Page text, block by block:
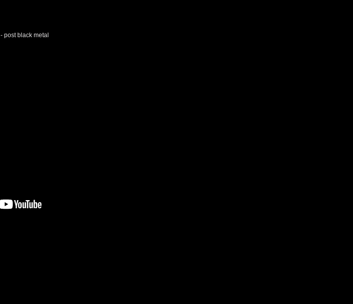
- post black metal